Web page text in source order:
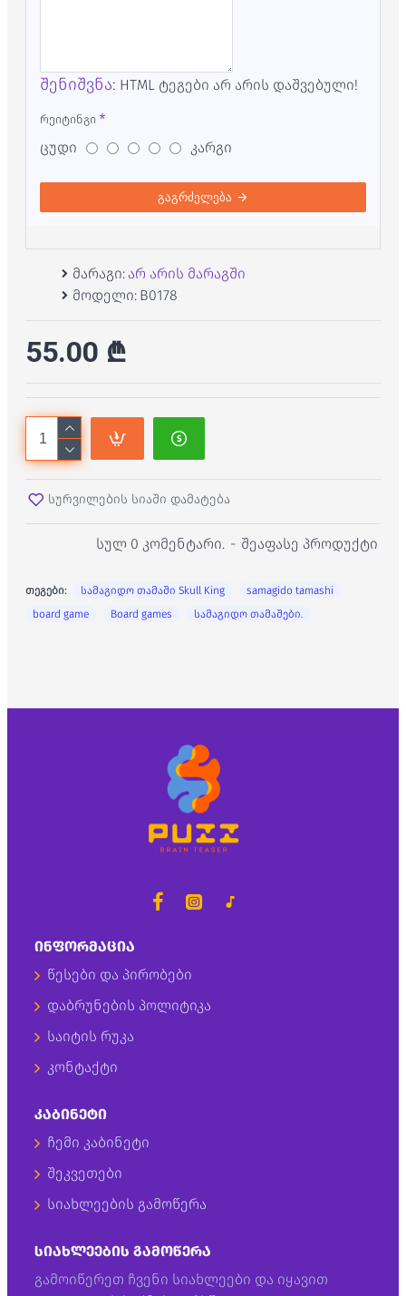
შენიშვნა: HTML ტეგები არ არის დაშვებული!
რეიტინგი
ცუდი კარგი
გაგრძელება
მარაგი: არ არის მარაგში
მოდელი: B0178
სულ 0 კომენტარი. - შეაფასე პროდუქტი
55.00 ₾
სურვილების სიაში დამატება
თეგები: სამაგიდო თამაში Skull King
samagido tamashi
board game
Board games სამაგიდო თამაშები.
ᲘᲜᲤᲝᲠᲛᲐᲪᲘᲐ
წესები და პირობები
დაბრუნების პოლიტიკა
საიტის რუკა
კონტაქტი
ᲙᲐᲑᲘᲜᲔᲢᲘ
ჩემი კაბინეტი
შეკვეთები
სიახლეების გამოწერა
ᲡᲘᲐᲮᲚᲔᲔᲑᲘᲡ ᲒᲐᲛᲝᲬᲔᲠᲐ
გამოიწერეთ ჩვენი სიახლეები და იყავით